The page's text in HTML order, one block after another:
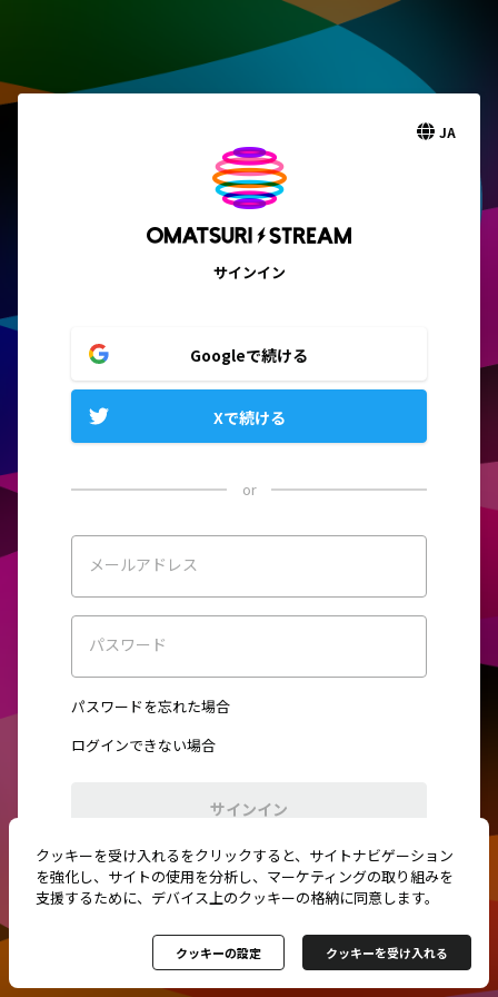
JA
サインイン
Googleで続ける
Xで続ける
or
メールアドレス
パスワード
パスワードを忘れた場合
ログインできない場合
サインイン
初めてご利用ですか？新規登録
クッキーを受け入れるをクリックすると、サイトナビゲーション
を強化し、サイトの使用を分析し、マーケティングの取り組みを
支援するために、デバイス上のクッキーの格納に同意します。
クッキーの設定 クッキーを受け入れる